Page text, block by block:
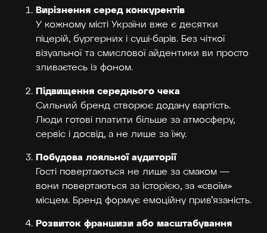
Вирізнення серед конкурентів
У кожному місті України вже є десятки
піцерій, бургерних і суші-барів. Без чіткої
візуальної та смислової айдентики ви просто
зливаєтесь із фоном.
Підвищення середнього чека
Сильний бренд створює додану вартість.
Люди готові платити більше за атмосферу,
сервіс і досвід, а не лише за їжу.
Побудова лояльної аудиторії
Гості повертаються не лише за смаком —
вони повертаються за історією, за «своїм»
місцем. Бренд формує емоційну прив’язаність.
Розвиток франшизи або масштабування